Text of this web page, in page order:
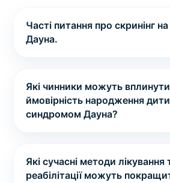
Часті питання про скринінг
Дауна.
Які чинники можуть
ймовірність народження
синдромом Дауна?
Які сучасні методи лікування
реабілітації можуть